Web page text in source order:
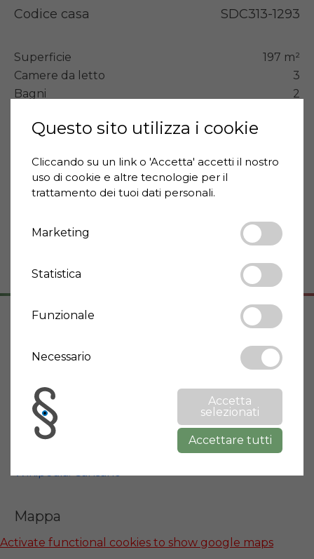
Codice casa
SDC313-1293
Superficie
197 m²
Camere da letto
3
Bagni
2
Tipologia
Casa independente
Classe energetica
Balcone
67030 Cansano
Abruzzo
Informazioni città
Wikipedia: Cansano
Mappa
Activate functional cookies to show google maps
Questo sito utilizza i cookie
Cliccando su un link o 'Accetta' accetti il ​​nostro
uso di cookie e altre tecnologie per il
trattamento dei tuoi dati personali.
Marketing
Statistica
Funzionale
Necessario
Accetta
selezionati
Accettare tutti